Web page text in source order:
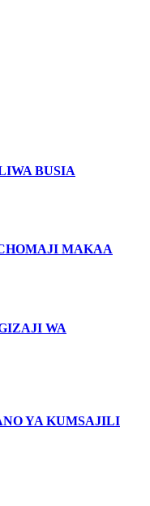
BUSIA
MAKAA
WA
YA KUMSAJILI